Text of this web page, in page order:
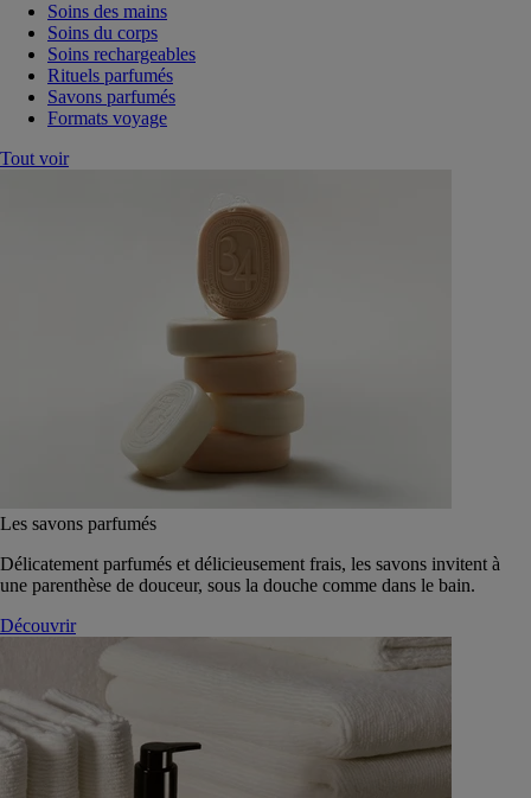
Soins des mains
Soins du corps
Soins rechargeables
Rituels parfumés
Savons parfumés
Formats voyage
Tout voir
Les savons parfumés
Délicatement parfumés et délicieusement frais, les savons invitent à
une parenthèse de douceur, sous la douche comme dans le bain.
Découvrir